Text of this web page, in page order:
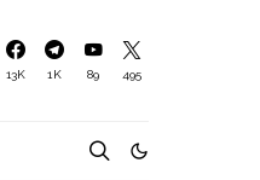
13K 1K 89 495